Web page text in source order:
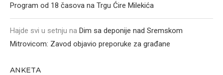
Program od 18 časova na Trgu Ćire Milekića
Hajde svi u setnju na Dim sa deponije nad Sremskom
Mitrovicom: Zavod objavio preporuke za građane
ANKETA